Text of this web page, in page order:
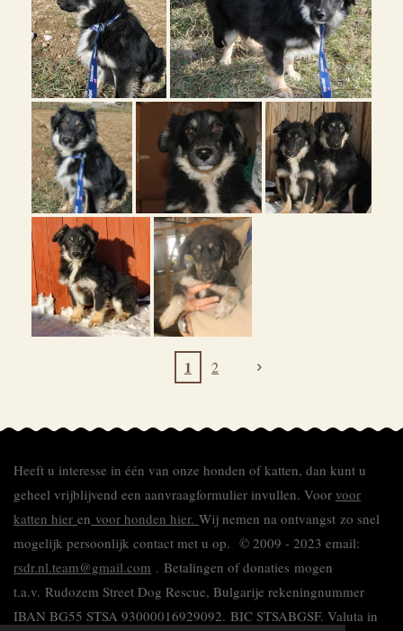
1 2
Heeft u interesse in één van onze honden of katten, dan kunt u
geheel vrijblijvend een aanvraagformulier invullen. Voor voor
katten hier en voor honden hier. Wij nemen na ontvangst zo snel
mogelijk persoonlijk contact met u op. © 2009 - 2023 email:
rsdr.nl.team@gmail.com . Betalingen of donaties mogen
t.a.v. Rudozem Street Dog Rescue, Bulgarije rekeningnummer
IBAN BG55 STSA 93000016929092. BIC STSABGSF. Valuta in